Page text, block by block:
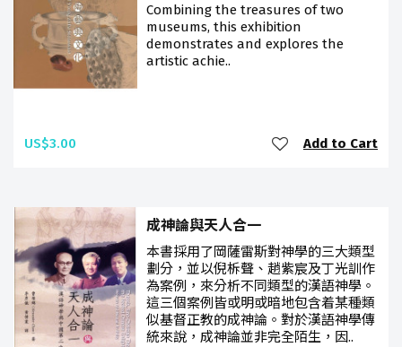
Combining the treasures of two
museums, this exhibition
demonstrates and explores the
artistic achie..
US$3.00 Add to Cart
成神論與天人合一
本書採用了岡薩雷斯對神學的三大類型
劃分，並以倪柝聲、趙紫宸及丁光訓作
為案例，來分析不同類型的漢語神學。
這三個案例皆或明或暗地包含着某種類
似基督正教的成神論。對於漢語神學傳
統來說，成神論並非完全陌生，因..